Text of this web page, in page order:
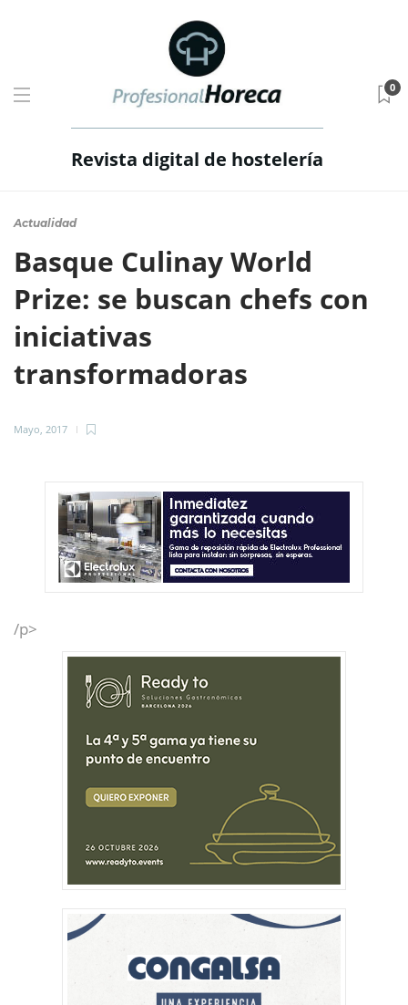
Revista digital de hostelería
0
Actualidad
Basque Culinay World
Prize: se buscan chefs con
iniciativas
transformadoras
Mayo, 2017
/p>